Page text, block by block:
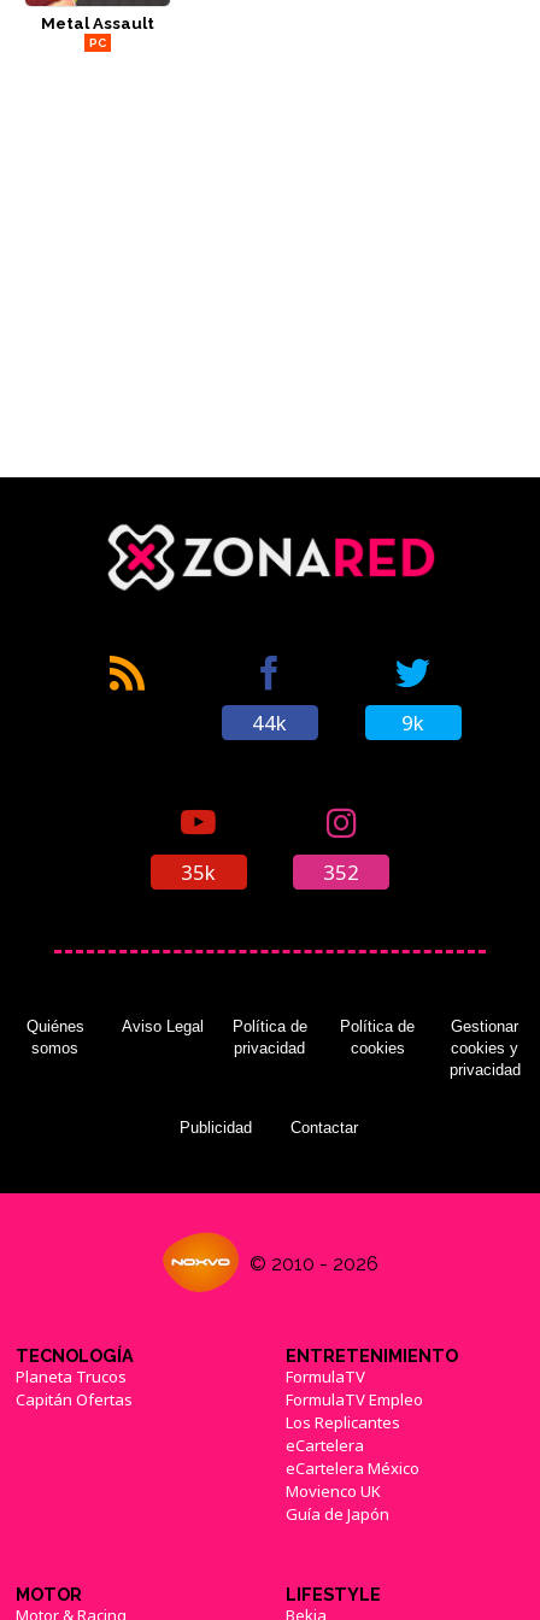
Metal Assault
PC
44k 9k
35k 352
Quiénes
somos
Aviso Legal
Política de
privacidad
Política de
cookies
Gestionar
cookies y
privacidad
Publicidad Contactar
© 2010 - 2026
TECNOLOGÍA
Planeta Trucos
Capitán Ofertas
ENTRETENIMIENTO
FormulaTV
FormulaTV Empleo
Los Replicantes
eCartelera
eCartelera México
Movienco UK
Guía de Japón
MOTOR
Motor & Racing
LIFESTYLE
Bekia